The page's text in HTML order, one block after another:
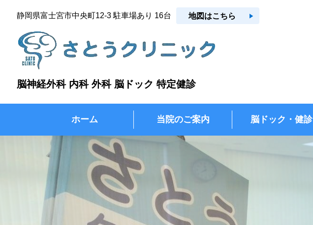
静岡県富士宮市中央町12-3 駐車場あり 16台 地図はこちら play_arrow
脳神経外科 内科 外科 脳ドック 特定健診
ホーム 当院のご案内 脳ドック・健診